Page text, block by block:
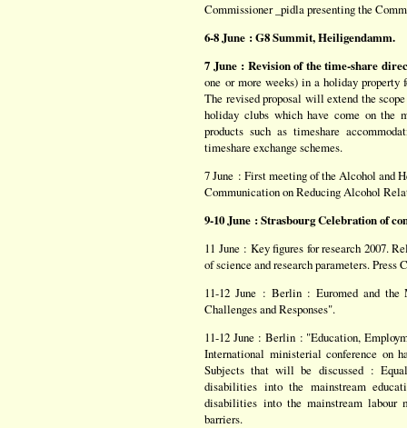
Commissioner _pidla presenting the
6-8 June : G8 Summit, Heiligendamm.
7 June : Revision of the time-share
one or more weeks) in a holiday property
The revised proposal will extend the
holiday clubs which have come on the
products such as timeshare
timeshare exchange schemes.
7 June : First meeting of the Alcohol and
Communication on Reducing Alcohol
9-10 June : Strasbourg Celebration of
11 June : Key figures for research 2007.
of science and research parameters.
11-12 June : Berlin : Euromed and
Challenges and Responses".
11-12 June : Berlin : "Education,
International ministerial conference on
Subjects that will be discussed :
disabilities into the mainstream
disabilities into the mainstream labour
barriers.